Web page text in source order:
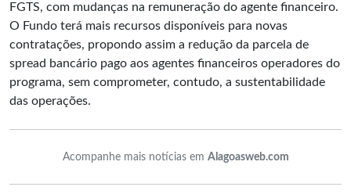
FGTS, com mudanças na remuneração do agente financeiro.
O Fundo terá mais recursos disponíveis para novas
contratações, propondo assim a redução da parcela de
spread bancário pago aos agentes financeiros operadores do
programa, sem comprometer, contudo, a sustentabilidade
das operações.
Acompanhe mais notícias em Alagoasweb.com